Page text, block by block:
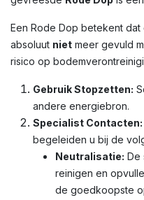
Een Rode Dop betekent dat
absoluut niet meer gevuld
risico op
Gebruik Stopzetten:
andere energiebron.
Specialist Contacten:
begeleiden u bij de
Neutralisatie: De
reinigen en
de goedkoopste